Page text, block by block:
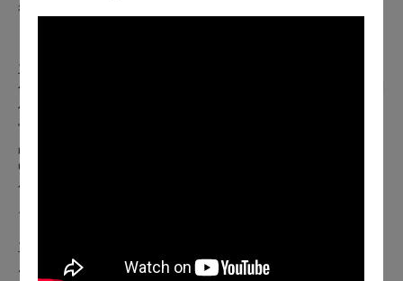
行政執行：陳品卉
主辦單位
勾勾手合作社2022年成立，資深劇場工作者温慧玟結合年輕創
作者，集結民間資源，藝術行政能量，企盼讓藝術教育變日
常，改變現狀。從實務到創作，勾勾手不只是推出有質感的作
品，企盼讓改變發酵，將美學教育散播到每個孩子的生活場景
中。勾勾手不只是藝術教育，更要集結當代藝術家的手，一起
勾勒給孩子「相信自己」的未來。
主創/演出團隊
成立於2004年5月。「飛人」取其諧音「非人」同時意指在劇